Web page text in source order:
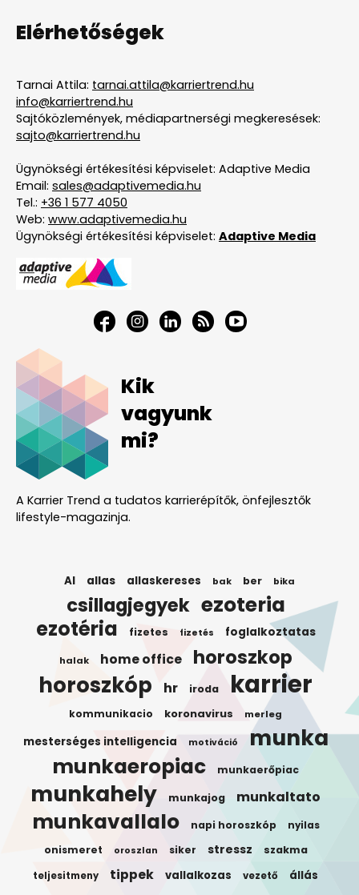
Elérhetőségek
Tarnai Attila: tarnai.attila@karriertrend.hu
info@karriertrend.hu
Sajtóközlemények, médiapartnerségi megkeresések:
sajto@karriertrend.hu
Ügynökségi értékesítési képviselet: Adaptive Media
Email: sales@adaptivemedia.hu
Tel.: +36 1 577 4050
Web: www.adaptivemedia.hu
Ügynökségi értékesítési képviselet: Adaptive Media
Kik
vagyunk
mi?
A Karrier Trend a tudatos karrierépítők, önfejlesztők
lifestyle-magazinja.
AI allas allaskereses bak ber bika
csillagjegyek ezoteria
ezotéria fizetes fizetés foglalkoztatas
halak home office horoszkop
horoszkóp hr iroda karrier
kommunikacio koronavirus merleg
mesterséges intelligencia motiváció munka
munkaeropiac munkaerőpiac
munkahely munkajog munkaltato
munkavallalo napi horoszkóp nyilas
onismeret oroszlan siker stressz szakma
teljesitmeny tippek vallalkozas vezető állás